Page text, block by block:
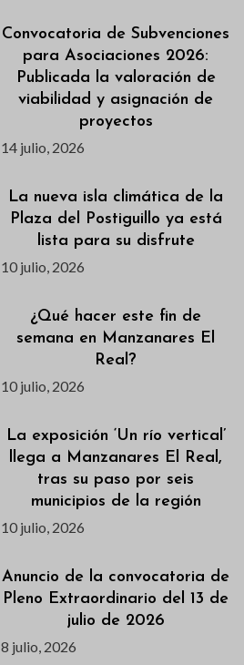
Convocatoria de Subvenciones
para Asociaciones 2026:
Publicada la valoración de
viabilidad y asignación de
proyectos
14 julio, 2026
La nueva isla climática de la
Plaza del Postiguillo ya está
lista para su disfrute
10 julio, 2026
¿Qué hacer este fin de
semana en Manzanares El
Real?
10 julio, 2026
La exposición ‘Un río vertical’
llega a Manzanares El Real,
tras su paso por seis
municipios de la región
10 julio, 2026
Anuncio de la convocatoria de
Pleno Extraordinario del 13 de
julio de 2026
8 julio, 2026